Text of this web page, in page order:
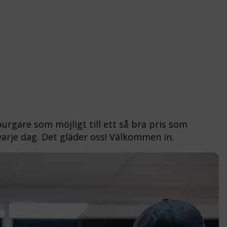
som möjligt till ett så bra pris som
dag. Det gläder oss! Välkommen in.